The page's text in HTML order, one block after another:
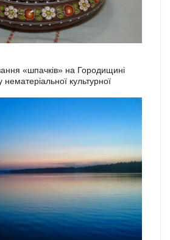
«шпачків» на Городищині
культурної